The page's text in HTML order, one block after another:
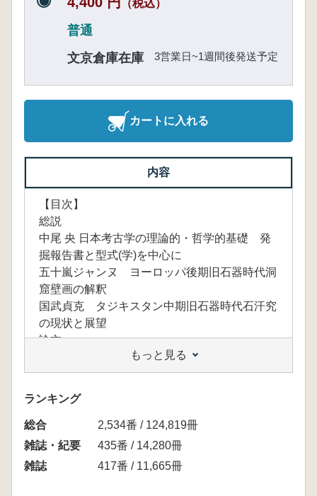
（税込）
普通
文京倉庫在庫
3営業日~1週間後発送予定
カートに入れる
内容
【目次】
総説
中尾 央 日本考古学の理論的・哲学的基礎 発
掘報告書と型式(学)を中心に
五十嵐ジャンヌ ヨーロッパ後期旧石器時代洞
窟壁画の解釈
国武貞克 タジキスタン中期旧石器時代石汗究
の現状と展望
論文
森先一貴・國木田大・池田朋生・長谷部善一・
村崎孝宏
石の本再訪 日本列島後期旧石器時代の開始に
関する研究
国武貞克・タイマガンベトフ・ジャケン カザ
フスタン南部における後期旧石器時代前期小石
刃生産技術の様相
もっと見る
ランキング
総合
2,534番 / 124,819冊
雑誌・紀要
435番 / 14,280冊
雑誌
417番 / 11,665冊